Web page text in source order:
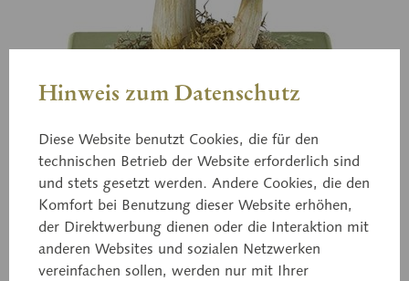
Bo 112
Heringstäubling
Hinweis zum Datenschutz
Diese Website benutzt Cookies, die für den
technischen Betrieb der Website erforderlich sind
und stets gesetzt werden. Andere Cookies, die den
Komfort bei Benutzung dieser Website erhöhen,
der Direktwerbung dienen oder die Interaktion mit
anderen Websites und sozialen Netzwerken
vereinfachen sollen, werden nur mit Ihrer